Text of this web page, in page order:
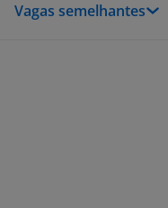
Vagas semelhantes